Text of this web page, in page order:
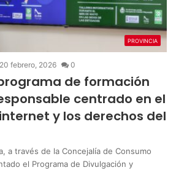
PROVINCIA
20 febrero, 2026 0
de formación
centrado en el
y los derechos del
a través de la Concejalía de Consumo
el Programa de Divulgación y